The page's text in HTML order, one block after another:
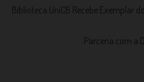
Biblioteca UniCB Recebe Exemplar
Parceria com a